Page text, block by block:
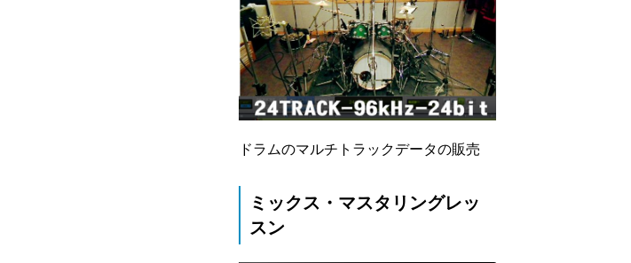
ドラムのマルチトラックデータの販売
ミックス・マスタリングレッ
スン